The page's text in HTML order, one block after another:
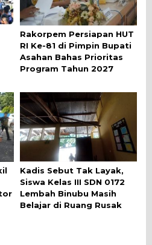
Rakorpem Persiapan HUT
RI Ke-81 di Pimpin Bupati
Asahan Bahas Prioritas
Program Tahun 2027
Kadis Sebut Tak Layak,
Siswa Kelas III SDN 0172
Lembah Binubu Masih
Belajar di Ruang Rusak